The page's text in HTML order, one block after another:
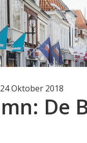
Oktober 2018
De